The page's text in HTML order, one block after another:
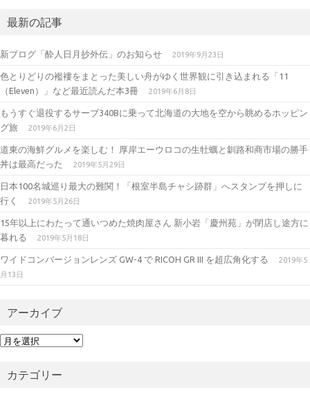
a
gr
a
m
kr
te
r
最新の記事
新ブログ「酔人日月抄外伝」のお知らせ 2019年9月23日
色とりどりの襤褸をまとった美しい舟がゆく世界観に引き込まれる「11
（Eleven）」など最近読んだ本3冊
2019年6月8日
もうすぐ退役するサーブ340Bに乗って北海道の大地を空から眺めるホッピン
グ旅
2019年6月2日
道東の海鮮グルメを楽しむ！ 厚岸エーウロコの生牡蠣と釧路和商市場の勝手
丼は最高だった
2019年5月29日
日本100名城巡り最大の難関！「根室半島チャシ跡群」へスタンプを押しに
行く
2019年5月26日
15年以上にわたって通いつめた焼肉屋さん 新小岩「慶州苑」が閉店し途方に
暮れる
2019年5月18日
ワイドコンバージョンレンズ GW-4 で RICOH GR III を超広角化する
2019年5
月13日
アーカイブ
ア
イカテゴリー